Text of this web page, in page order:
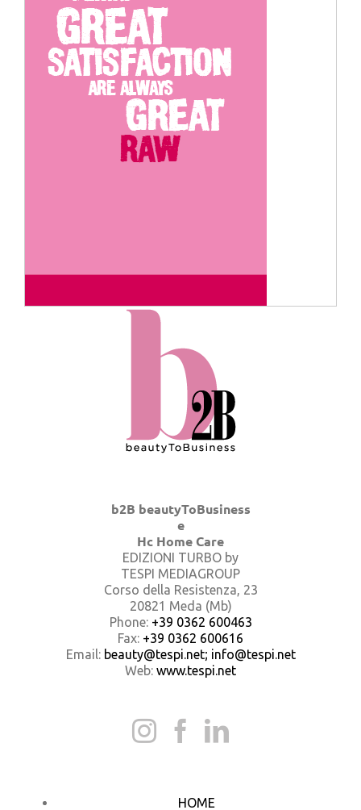
b2B beautyToBusiness
e
Hc Home Care
EDIZIONI TURBO by
TESPI MEDIAGROUP
Corso della Resistenza, 23
20821 Meda (Mb)
Phone: +39 0362 600463
Fax: +39 0362 600616
Email: beauty@tespi.net; info@tespi.net
Web: www.tespi.net
HOME